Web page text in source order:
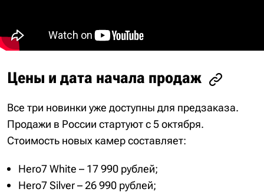
Цены и дата начала продаж
Все три новинки уже доступны для предзаказа.
Продажи в России стартуют с 5 октября.
Стоимость новых камер составляет:
Hero7 White – 17 990 рублей;
Hero7 Silver – 26 990 рублей;